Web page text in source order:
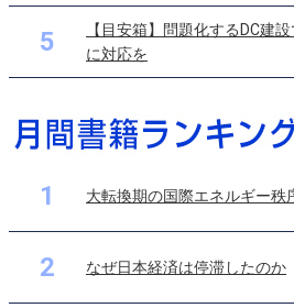
5
【目安箱】問題化するDC建
に対応を
1 大転換期の国際エネルギー秩
2 なぜ日本経済は停滞したのか